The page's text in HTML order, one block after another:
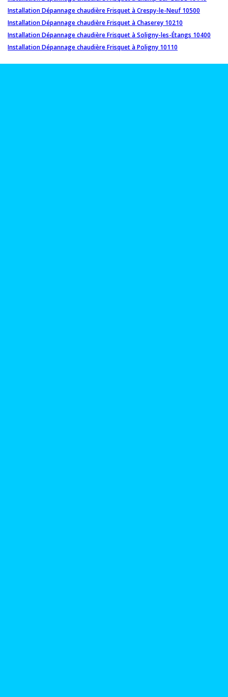
Installation Dépannage chaudière Frisquet à Crespy-le-Neuf 10500
Installation Dépannage chaudière Frisquet à Chaserey 10210
Installation Dépannage chaudière Frisquet à Soligny-les-Étangs 10400
Installation Dépannage chaudière Frisquet à Poligny 10110